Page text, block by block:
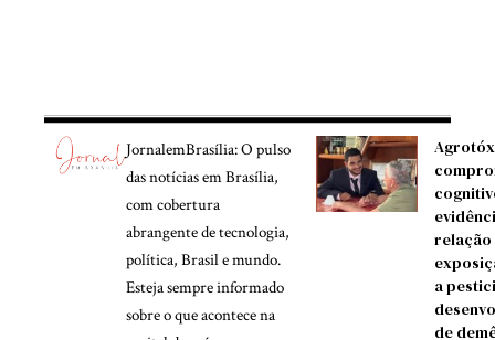
JornalemBrasília: O pulso
das notícias em Brasília,
com cobertura
abrangente de tecnologia,
política, Brasil e mundo.
Esteja sempre informado
sobre o que acontece na
a
de